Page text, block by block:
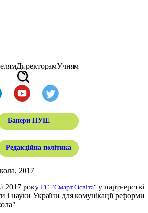
ДиректорамУчням
Банери НУШ
Редакційна політика
2017
2017 року ГО "Смарт Освіта" у партнерстві
і науки України для комунікації реформи